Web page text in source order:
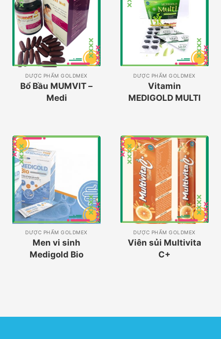
DƯỢC PHẨM GOLDMEX
Bổ Bầu MUMVIT –
Medi
DƯỢC PHẨM GOLDMEX
Vitamin
MEDIGOLD MULTI
DƯỢC PHẨM GOLDMEX
Men vi sinh
Medigold Bio
DƯỢC PHẨM GOLDMEX
Viên sủi Multivita
C+